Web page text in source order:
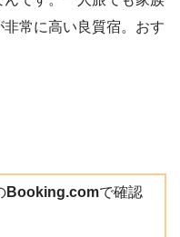
常に高い良質宿。おす
Booking.comで確認